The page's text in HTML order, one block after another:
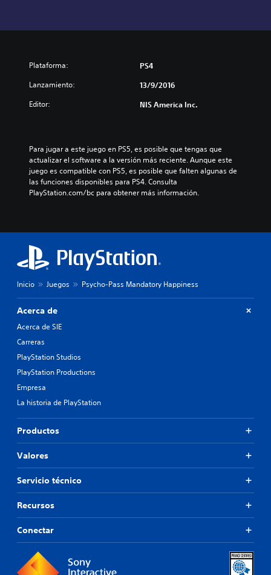
Plataforma: PS4
Lanzamiento: 13/9/2016
Editor: NIS America Inc.
Para jugar a este juego en PS5, es posible que tengas que
actualizar el software a la versión más reciente. Aunque este
juego es compatible con PS5, es posible que falten algunas de
las funciones disponibles para PS4. Consulta
PlayStation.com/bc para obtener más información.
Inicio Juegos Psycho-Pass Mandatory Happiness
Acerca de
Acerca de SIE
Carreras
PlayStation Studios
PlayStation Productions
Empresa
La historia de PlayStation
Productos
Valores
Servicio técnico
Recursos
Conectar